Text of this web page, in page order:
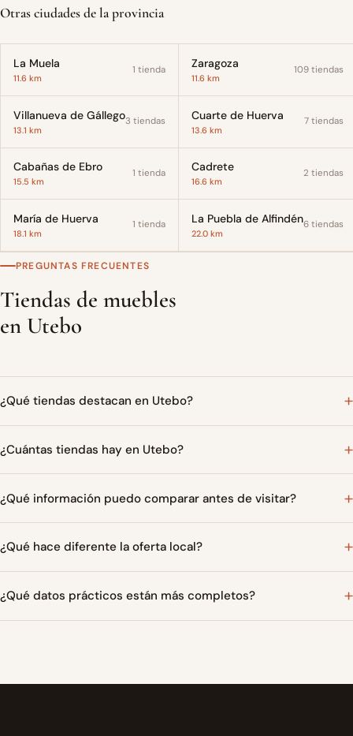
Otras ciudades de la provincia
La Muela
11.6 km
1 tienda Zaragoza
11.6 km
109 tiendas
Villanueva de Gállego
13.1 km
3 tiendas Cuarte de Huerva
13.6 km
7 tiendas
Cabañas de Ebro
15.5 km
1 tienda Cadrete
16.6 km
2 tiendas
María de Huerva
18.1 km
1 tienda La Puebla de Alfindén
22.0 km
6 tiendas
PREGUNTAS FRECUENTES
Tiendas de muebles
en Utebo
¿Qué tiendas destacan en Utebo?
¿Cuántas tiendas hay en Utebo?
¿Qué información puedo comparar antes de visitar?
¿Qué hace diferente la oferta local?
¿Qué datos prácticos están más completos?